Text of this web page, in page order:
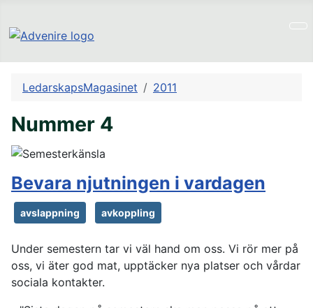
LedarskapsMagasinet 2011
Nummer 4
Bevara njutningen i vardagen
avslappning avkoppling
Under semestern tar vi väl hand om oss. Vi rör mer på
oss, vi äter god mat, upptäcker nya platser och vårdar
sociala kontakter.